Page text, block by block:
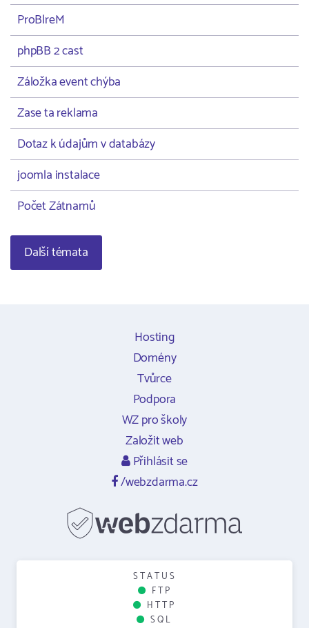
ProBlreM
phpBB 2 cast
Záložka event chýba
Zase ta reklama
Dotaz k údajům v databázy
joomla instalace
Počet Zátnamů
Další témata
Hosting
Domény
Tvůrce
Podpora
WZ pro školy
Založit web
Přihlásit se
/webzdarma.cz
STATUS
FTP
HTTP
SQL